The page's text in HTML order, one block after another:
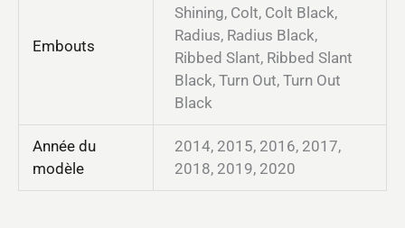
Embouts
Shining, Colt, Colt Black,
Radius, Radius Black,
Ribbed Slant, Ribbed Slant
Black, Turn Out, Turn Out
Black
Année du
modèle
2014, 2015, 2016, 2017,
2018, 2019, 2020